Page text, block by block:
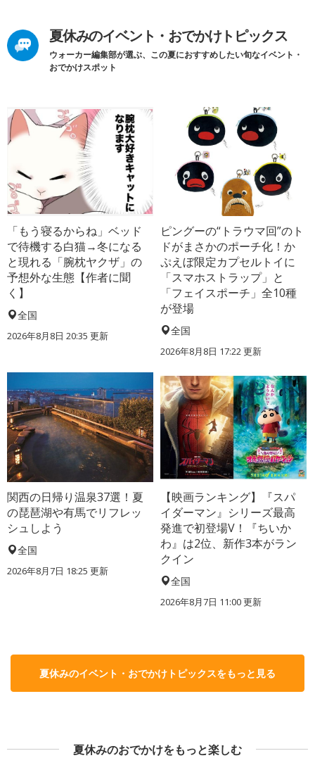
夏休みのイベント・おでかけトピックス
ウォーカー編集部が選ぶ、この夏におすすめしたい旬なイベント・
おでかけスポット
「もう寝るからね」ベッド
で待機する白猫→冬になる
と現れる「腕枕ヤクザ」の
予想外な生態【作者に聞
く】
全国
2026年8月8日 20:35 更新
ピングーの“トラウマ回”のト
ドがまさかのポーチ化！か
ぷえぼ限定カプセルトイに
「スマホストラップ」と
「フェイスポーチ」全10種
が登場
全国
2026年8月8日 17:22更新
関西の日帰り温泉37選！夏
の琵琶湖や有馬でリフレッ
シュしよう
全国
2026年8月7日 18:25 更新
【映画ランキング】『スパ
イダーマン』シリーズ最高
発進で初登場V！『ちいか
わ』は2位、新作3本がラン
クイン
全国
2026年8月7日 11:00更新
夏休みのイベント・おでかけトピックスをもっと見る
夏休みのおでかけをもっと楽しむ